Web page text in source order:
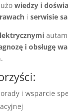
wiedzy i
i serwisie
i obsługę
i wsparcie